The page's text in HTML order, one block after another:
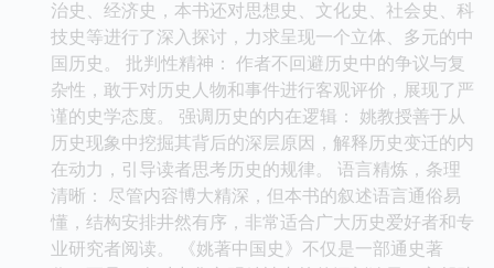
治史、经济史，本书还对思想史、文化史、社会史、科
技史等进行了深入探讨，力求呈现一个立体、多元的中
国历史。 批判性精神： 作者不回避历史中的争议与复
杂性，敢于对历史人物和事件进行客观评价，展现了严
谨的史学态度。 强调历史的内在逻辑： 姚教授善于从
历史现象中挖掘其背后的深层原因，解释历史变迁的内
在动力，引导读者思考历史的规律。 语言精炼，条理
清晰： 尽管内容博大精深，但本书的叙述语言通俗易
懂，结构安排井然有序，非常适合广大历史爱好者和专
业研究者阅读。 《姚著中国史》不仅是一部通史著